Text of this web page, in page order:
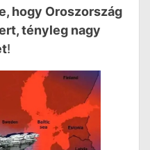
hogy Oroszország
tényleg nagy
!